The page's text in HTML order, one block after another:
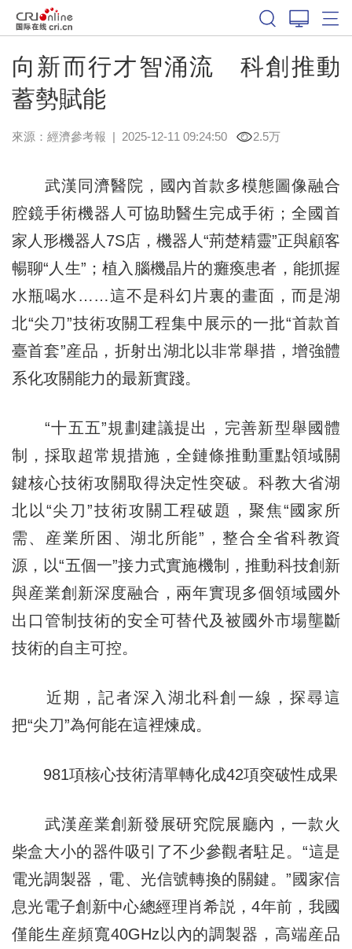
向新而行才智涌流 科創推動
蓄勢賦能
來源： 經濟參考報 | 2025-12-11 09:24:50 2.5万
武漢同濟醫院，國內首款多模態圖像融合
腔鏡手術機器人可協助醫生完成手術；全國首
家人形機器人7S店，機器人“荊楚精靈”正與顧客
暢聊“人生”；植入腦機晶片的癱瘓患者，能抓握
水瓶喝水……這不是科幻片裏的畫面，而是湖
北“尖刀”技術攻關工程集中展示的一批“首款首
臺首套”産品，折射出湖北以非常舉措，增強體
系化攻關能力的最新實踐。
“十五五”規劃建議提出，完善新型舉國體
制，採取超常規措施，全鏈條推動重點領域關
鍵核心技術攻關取得決定性突破。科教大省湖
北以“尖刀”技術攻關工程破題，聚焦“國家所
需、産業所困、湖北所能”，整合全省科教資
源，以“五個一”接力式實施機制，推動科技創新
與産業創新深度融合，兩年實現多個領域國外
出口管制技術的安全可替代及被國外市場壟斷
技術的自主可控。
近期，記者深入湖北科創一線，探尋這
把“尖刀”為何能在這裡煉成。
981項核心技術清單轉化成42項突破性成果
武漢産業創新發展研究院展廳內，一款火
柴盒大小的器件吸引了不少參觀者駐足。“這是
電光調製器，電、光信號轉換的關鍵。”國家信
息光電子創新中心總經理肖希説，4年前，我國
僅能生産頻寬40GHz以內的調製器，高端産品